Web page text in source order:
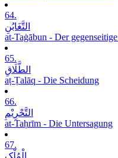
64.
التَّغَابُنِ
at-Taġābun - Der
65.
الطَّلَاقِ
aṭ-Ṭalāq - Die Scheidung
66.
التَّحْرِیْمِ
at-Taḥrīm - Die Untersagung
67.